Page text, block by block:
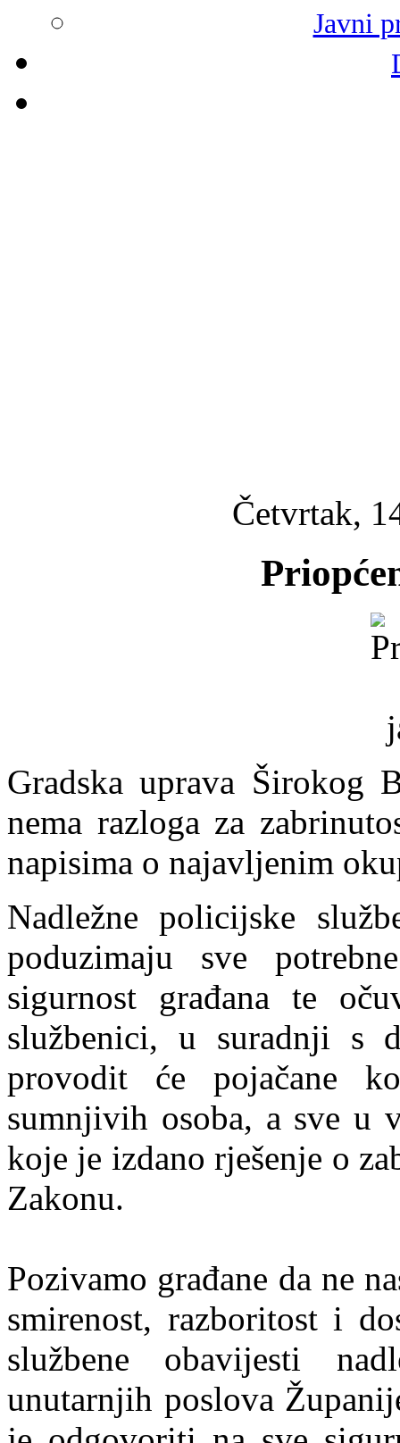
Javni
Četvrtak,
Gradska uprava Širokog
nema razloga za
napisima o najavljenim
Nadležne policijske
poduzimaju sve
sigurnost građana te
službenici, u suradnji s
provodit će pojačane
sumnjivih osoba, a sve u
koje je izdano rješenje o
Zakonu.
Pozivamo građane da ne
smirenost, razboritost i
službene obavijesti
unutarnjih poslova